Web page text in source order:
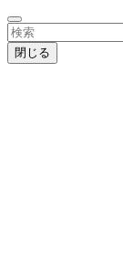
閉じる